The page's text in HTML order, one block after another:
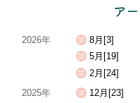
ア
2026年 8月[3]
5月[19]
2月[24]
2025年
12月[23]